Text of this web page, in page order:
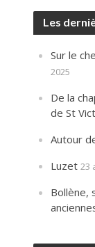
Les
Sur le
2025
De la
de St
Autour
Luzet 23
Bollène,